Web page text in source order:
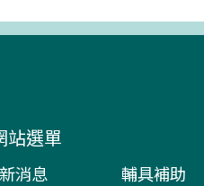
站選單
消息 輔具補助